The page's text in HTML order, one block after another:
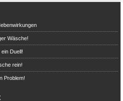
Wäsche!
Duell!
rein!
Problem!